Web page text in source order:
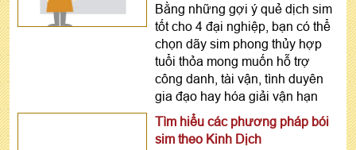
Bằng những gợi ý quẻ dịch sim
tốt cho 4 đại nghiệp, bạn có thể
chọn dãy sim phong thủy hợp
tuổi thỏa mong muốn hỗ trợ
công danh, tài vận, tình duyên
gia đạo hay hóa giải vận hạn
Tìm hiểu các phương pháp bói
sim theo Kinh Dịch